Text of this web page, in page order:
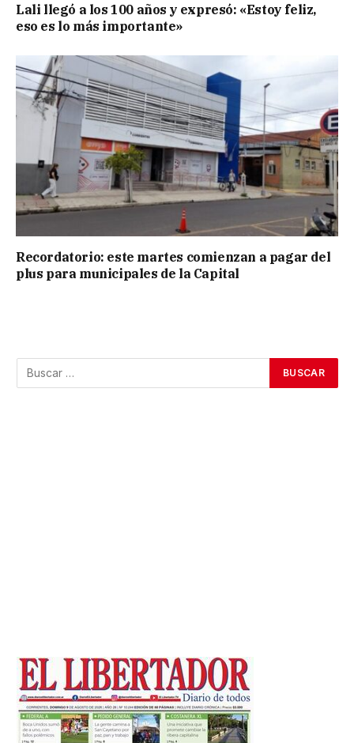
Lali llegó a los 100 años y expresó: «Estoy feliz,
eso es lo más importante»
Recordatorio: este martes comienzan a pagar del
plus para municipales de la Capital